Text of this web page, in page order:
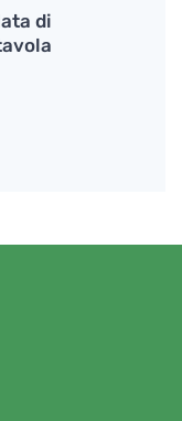
di